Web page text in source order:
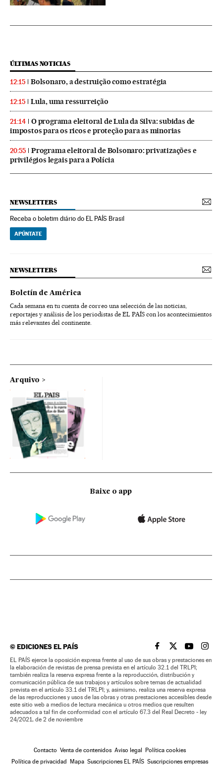
ÚLTIMAS NOTICIAS
12:15 Bolsonaro, a destruição como estratégia
12:15 Lula, uma ressurreição
21:14
O programa eleitoral de Lula da Silva: subidas de
impostos para os ricos e proteção para as minorias
20:55
Programa eleitoral de Bolsonaro: privatizações e
privilégios legais para a Polícia
NEWSLETTERS
Receba o boletim diário do EL PAÍS Brasil
APÚNTATE
NEWSLETTERS
Boletín de América
Cada semana en tu cuenta de correo una selección de las noticias,
reportajes y análisis de los periodistas de EL PAÍS con los acontecimientos
más relevantes del continente.
Arquivo
Baixe o app
©EDICIONES EL PAÍS EL PAÍS BRASIL EN
EL PAÍSEL PAÍS
EL
EL PAÍS ejerce la oposición expresa frente al uso de sus obras y prestaciones en
la elaboración de revistas de prensa prevista en el artículo 32.1 del TRLPI;
también realiza la reserva expresa frente a la reproducción, distribución y
comunicación pública de sus trabajos y artículos sobre temas de actualidad
prevista en el artículo 33.1 del TRLPI; y, asimismo, realiza una reserva expresa
de las reproducciones y usos de las obras y otras prestaciones accesibles desde
este sitio web a medios de lectura mecánica u otros medios que resulten
adecuados a tal fin de conformidad con el artículo 67.3 del Real Decreto - ley
24/2021, de 2 de noviembre
Contacto Venta de contenidos Aviso legal
Política cookies
Política de privacidad
Mapa Suscripciones EL PAÍS Suscripciones empresas